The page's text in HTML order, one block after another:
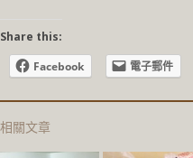
Share this:
Facebook
電子郵件
相關文章